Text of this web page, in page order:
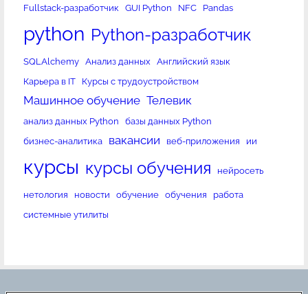
Fullstack-разработчик GUI Python NFC Pandas
python Python-разработчик
SQLAlchemy Анализ данных
Английский язык
Карьера в IT
Курсы с трудоустройством
Машинное обучение Телевик
анализ данных Python
базы данных Python
бизнес-аналитика
вакансии веб-приложения ии
курсы курсы обучения нейросеть
нетология новости обучение обучения
работа
системные утилиты